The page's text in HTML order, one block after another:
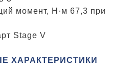
момент, Н·м 67,3 при
Stage V
ХАРАКТЕРИСТИКИ